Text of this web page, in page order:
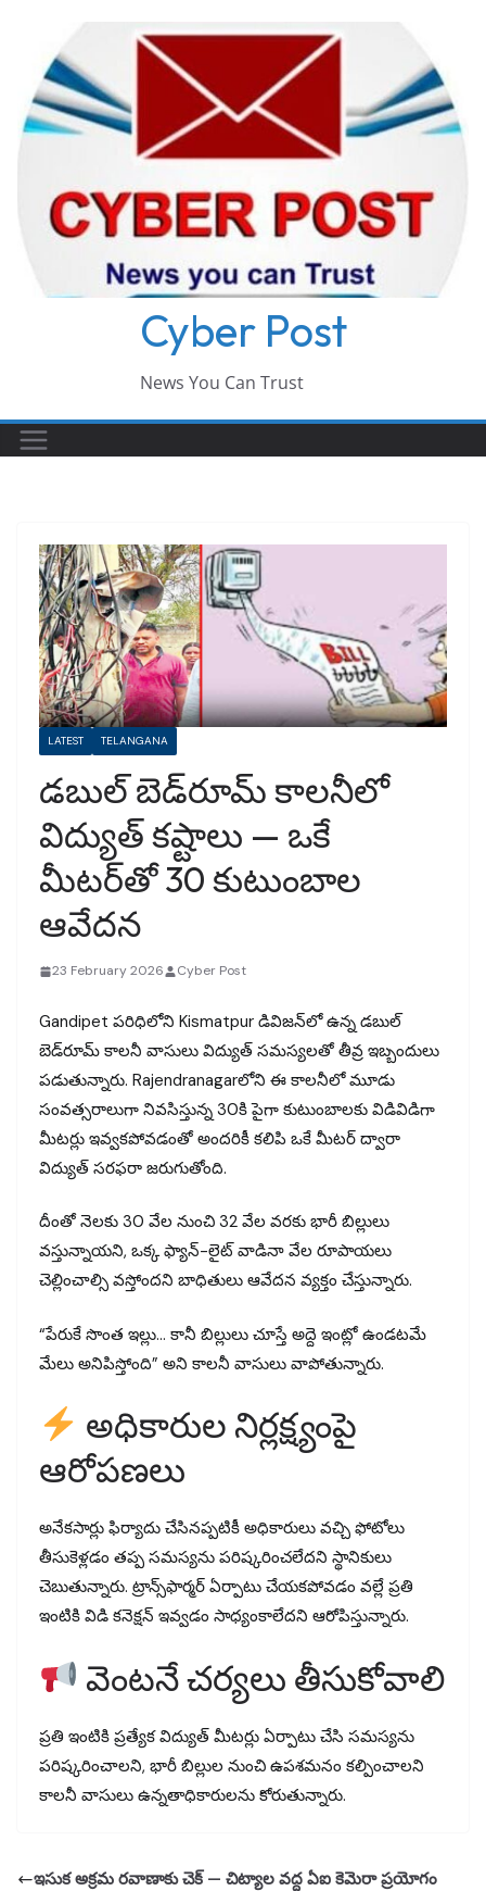
content
Cyber Post
News You Can Trust
LATEST TELANGANA
డబుల్ బెడ్‌రూమ్ కాలనీలో
విద్యుత్ కష్టాలు — ఒకే
మీటర్‌తో 30 కుటుంబాల
ఆవేదన
23 February 2026 Cyber Post
Gandipet పరిధిలోని Kismatpur డివిజన్‌లో ఉన్న డబుల్
బెడ్‌రూమ్ కాలనీ వాసులు విద్యుత్ సమస్యలతో తీవ్ర ఇబ్బందులు
పడుతున్నారు. Rajendranagarలోని ఈ కాలనీలో మూడు
సంవత్సరాలుగా నివసిస్తున్న 30కి పైగా కుటుంబాలకు విడివిడిగా
మీటర్లు ఇవ్వకపోవడంతో అందరికీ కలిపి ఒకే మీటర్ ద్వారా
విద్యుత్ సరఫరా జరుగుతోంది.
దీంతో నెలకు ₹30 వేల నుంచి ₹32 వేల వరకు భారీ బిల్లులు
వస్తున్నాయని, ఒక్క ఫ్యాన్-లైట్ వాడినా వేల రూపాయలు
చెల్లించాల్సి వస్తోందని బాధితులు ఆవేదన వ్యక్తం చేస్తున్నారు.
“పేరుకే సొంత ఇల్లు… కానీ బిల్లులు చూస్తే అద్దె ఇంట్లో ఉండటమే
మేలు అనిపిస్తోంది” అని కాలనీ వాసులు వాపోతున్నారు.
అధికారుల నిర్లక్ష్యంపై
ఆరోపణలు
అనేకసార్లు ఫిర్యాదు చేసినప్పటికీ అధికారులు వచ్చి ఫోటోలు
తీసుకెళ్లడం తప్ప సమస్యను పరిష్కరించలేదని స్థానికులు
చెబుతున్నారు. ట్రాన్స్‌ఫార్మర్ ఏర్పాటు చేయకపోవడం వల్లే ప్రతి
ఇంటికి విడి కనెక్షన్ ఇవ్వడం సాధ్యంకాలేదని ఆరోపిస్తున్నారు.
వెంటనే చర్యలు తీసుకోవాలి
ప్రతి ఇంటికి ప్రత్యేక విద్యుత్ మీటర్లు ఏర్పాటు చేసి సమస్యను
పరిష్కరించాలని, భారీ బిల్లుల నుంచి ఉపశమనం కల్పించాలని
కాలనీ వాసులు ఉన్నతాధికారులను కోరుతున్నారు.
ఇసుక అక్రమ రవాణాకు చెక్ — చిట్యాల వద్ద ఏఐ కెమెరా ప్రయోగం